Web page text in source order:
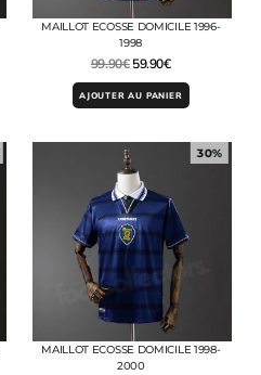
MAILLOT ECOSSE DOMICILE 1996-
1998
99.90€ 59.90€
AJOUTER AU PANIER
30%
MAILLOT ECOSSE DOMICILE 1998-
2000